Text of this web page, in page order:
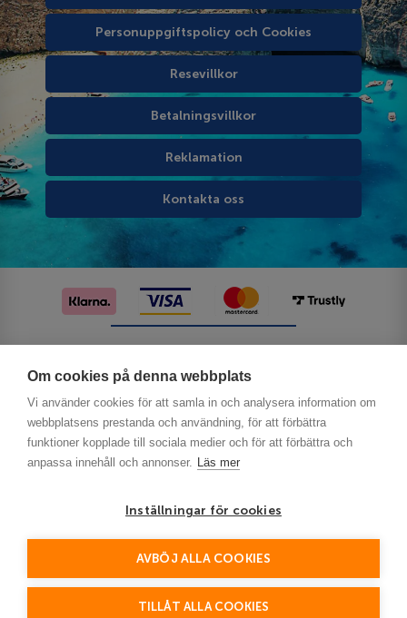
Om cookies på denna webbplats
Vi använder cookies för att samla in och analysera information om
webbplatsens prestanda och användning, för att förbättra
funktioner kopplade till sociala medier och för att förbättra och
anpassa innehåll och annonser. Läs mer
Inställningar för cookies
AVBÖJ ALLA COOKIES
TILLÅT ALLA COOKIES
Personuppgiftspolicy och Cookies
Resevillkor
Betalningsvillkor
Reklamation
Kontakta oss
This site is protected by reCAPTCHA and the Google
Policy and Terms of Service apply.